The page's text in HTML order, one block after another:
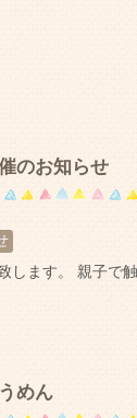
のお知らせ
します。 親子で
めん